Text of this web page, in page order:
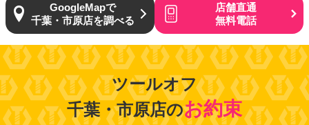
GoogleMapで
千葉・市原店を調べる
店舗直通
無料電話
ツールオフ
千葉・市原店のお約束